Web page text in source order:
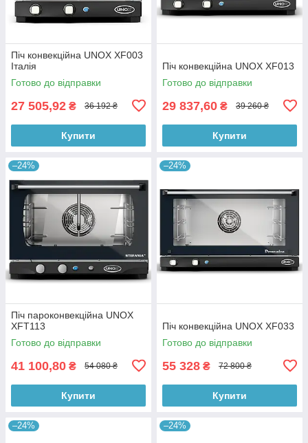
Піч конвекційна UNOX XF003
Італія
Готово до відправки
27 505,92 ₴ 36 192 ₴
Купити
Піч конвекційна UNOX XF013
Готово до відправки
29 837,60 ₴ 39 260 ₴
Купити
–24%
Піч пароконвекційна UNOX
XFT113
Готово до відправки
41 100,80 ₴ 54 080 ₴
Купити
–24%
Піч конвекційна UNOX XF033
Готово до відправки
55 328 ₴ 72 800 ₴
Купити
–24% –24%